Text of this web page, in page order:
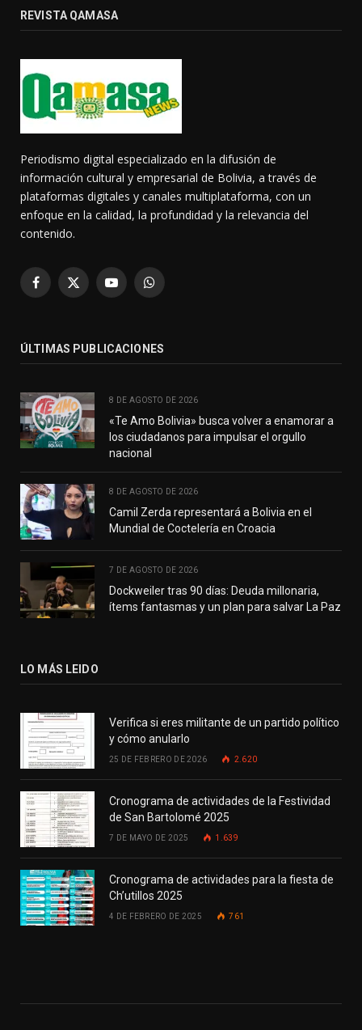
REVISTA QAMASA
Periodismo digital especializado en la difusión de
información cultural y empresarial de Bolivia, a través de
plataformas digitales y canales multiplataforma, con un
enfoque en la calidad, la profundidad y la relevancia del
contenido.
Facebook
X
YouTubeWhatsApp
ÚLTIMAS PUBLICACIONES
8 DE AGOSTO DE 2026
«Te Amo Bolivia» busca volver a enamorar a
los ciudadanos para impulsar el orgullo
nacional
8 DE AGOSTO DE 2026
Camil Zerda representará a Bolivia en el
Mundial de Coctelería en Croacia
7 DE AGOSTO DE 2026
Dockweiler tras 90 días: Deuda millonaria,
ítems fantasmas y un plan para salvar La Paz
LO MÁS LEIDO
Verifica si eres militante de un partido político
y cómo anularlo
25 DE FEBRERO DE 2026 2.620
Cronograma de actividades de la Festividad
de San Bartolomé 2025
7 DE MAYO DE 2025 1.639
Cronograma de actividades para la fiesta de
Ch’utillos 2025
4 DE FEBRERO DE 2025 761